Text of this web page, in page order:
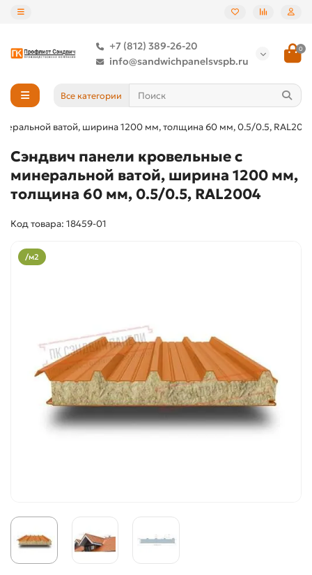
+7 (812) 389-26-20
info@sandwichpanelsvspb.ru
0
Все категории
ватой, ширина 1200 мм, толщина 60 мм, 0.5/0.5,
Сэндвич панели кровельные с
минеральной ватой, ширина 1200 мм,
толщина 60 мм, 0.5/0.5, RAL2004
Код товара: 18459-01
/м2